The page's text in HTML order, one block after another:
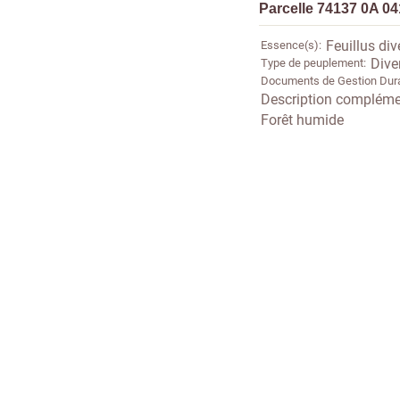
Parcelle 74137 0A
Essence(s) Feuillus
Type de peuplement
Documents de Gestion
Description
Forêt humide